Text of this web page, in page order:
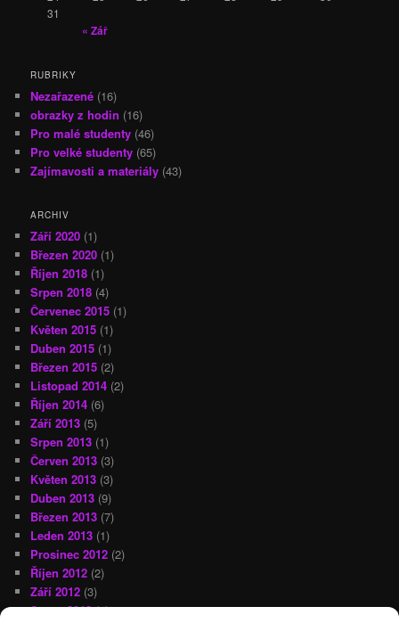
31
« Zář
RUBRIKY
Nezařazené (16)
obrazky z hodin (16)
Pro malé studenty (46)
Pro velké studenty (65)
Zajímavosti a materiály (43)
ARCHIV
Září 2020 (1)
Březen 2020 (1)
Říjen 2018 (1)
Srpen 2018 (4)
Červenec 2015 (1)
Květen 2015 (1)
Duben 2015 (1)
Březen 2015 (2)
Listopad 2014 (2)
Říjen 2014 (6)
Září 2013 (5)
Srpen 2013 (1)
Červen 2013 (3)
Květen 2013 (3)
Duben 2013 (9)
Březen 2013 (7)
Leden 2013 (1)
Prosinec 2012 (2)
Říjen 2012 (2)
Září 2012 (3)
Srpen 2012(2)